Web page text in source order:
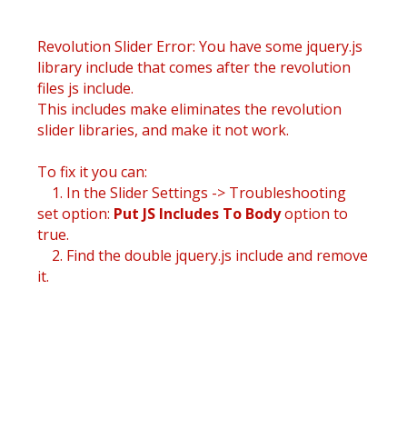
Revolution Slider Error: You have some jquery.js
library include that comes after the revolution
files js include.
This includes make eliminates the revolution
slider libraries, and make it not work.
To fix it you can:
1. In the Slider Settings -> Troubleshooting
set option: Put JS Includes To Bodyoption to
true.
2. Find the double jquery.js include and remove
it.